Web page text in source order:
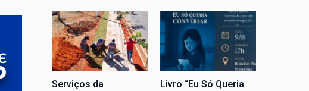
Serviços da
Livro “Eu Só Queria